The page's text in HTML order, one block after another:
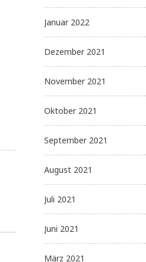
Januar 2022
Dezember 2021
November 2021
Oktober 2021
September 2021
August 2021
Juli 2021
Juni 2021
März 2021